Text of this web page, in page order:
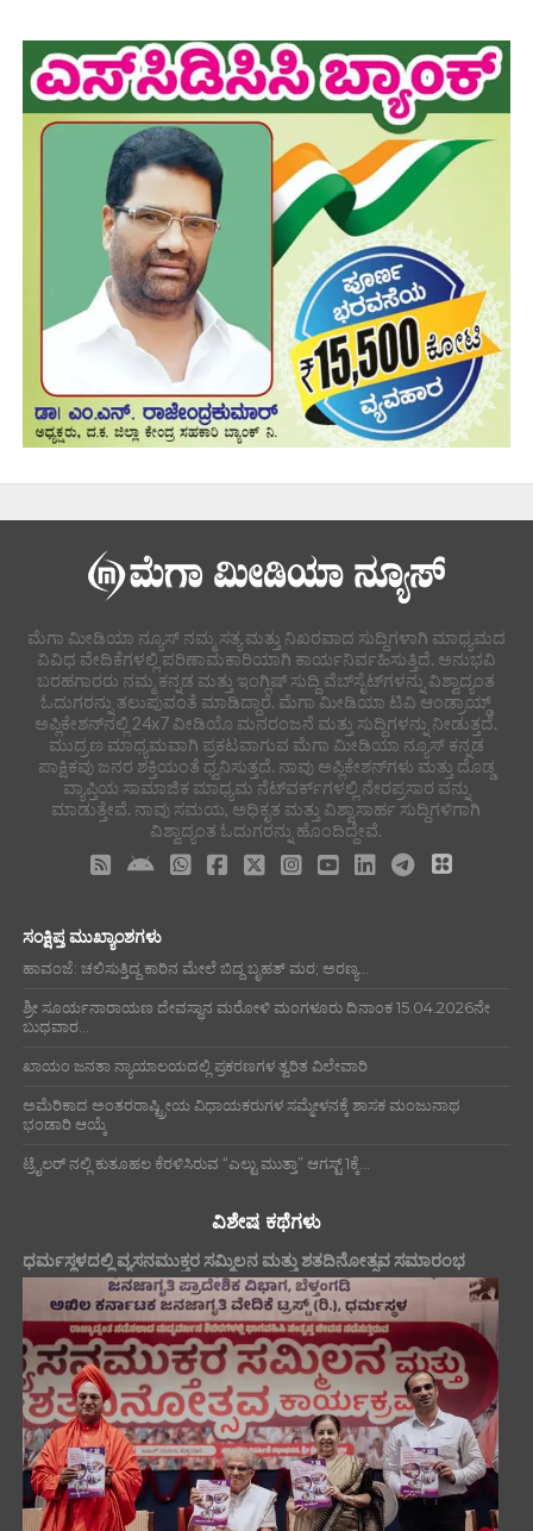
ಮೆಗಾ ಮೀಡಿಯಾ ನ್ಯೂಸ್ ನಮ್ಮ ಸತ್ಯ ಮತ್ತು ನಿಖರವಾದ ಸುದ್ದಿಗಳಾಗಿ ಮಾಧ್ಯಮದ
ವಿವಿಧ ವೇದಿಕೆಗಳಲ್ಲಿ ಪರಿಣಾಮಕಾರಿಯಾಗಿ ಕಾರ್ಯನಿರ್ವಹಿಸುತ್ತಿದೆ. ಅನುಭವಿ
ಬರಹಗಾರರು ನಮ್ಮ ಕನ್ನಡ ಮತ್ತು ಇಂಗ್ಲಿಷ್ ಸುದ್ದಿ ವೆಬ್‌ಸೈಟ್‌ಗಳನ್ನು ವಿಶ್ವಾದ್ಯಂತ
ಓದುಗರನ್ನು ತಲುಪುವಂತೆ ಮಾಡಿದ್ದಾರೆ. ಮೆಗಾ ಮೀಡಿಯಾ ಟಿವಿ ಆಂಡ್ರಾಯ್ಡ್
ಅಪ್ಲಿಕೇಶನ್‌ನಲ್ಲಿ 24x7 ವೀಡಿಯೊ ಮನರಂಜನೆ ಮತ್ತು ಸುದ್ದಿಗಳನ್ನು ನೀಡುತ್ತದೆ.
ಮುದ್ರಣ ಮಾಧ್ಯಮವಾಗಿ ಪ್ರಕಟವಾಗುವ ಮೆಗಾ ಮೀಡಿಯಾ ನ್ಯೂಸ್ ಕನ್ನಡ
ಪಾಕ್ಷಿಕವು ಜನರ ಶಕ್ತಿಯಂತೆ ಧ್ವನಿಸುತ್ತದೆ. ನಾವು ಅಪ್ಲಿಕೇಶನ್‌ಗಳು ಮತ್ತು ದೊಡ್ಡ
ವ್ಯಾಪ್ತಿಯ ಸಾಮಾಜಿಕ ಮಾಧ್ಯಮ ನೆಟ್‌ವರ್ಕ್‌ಗಳಲ್ಲಿ ನೇರಪ್ರಸಾರ ವನ್ನು
ಮಾಡುತ್ತೇವೆ. ನಾವು ಸಮಯ, ಅಧಿಕೃತ ಮತ್ತು ವಿಶ್ವಾಸಾರ್ಹ ಸುದ್ದಿಗಳಿಗಾಗಿ
ವಿಶ್ವಾದ್ಯಂತ ಓದುಗರನ್ನು ಹೊಂದಿದ್ದೇವೆ.
ಸಂಕ್ಷಿಪ್ತ ಮುಖ್ಯಾಂಶಗಳು
ಹಾವಂಜೆ: ಚಲಿಸುತ್ತಿದ್ದ ಕಾರಿನ ಮೇಲೆ ಬಿದ್ದ ಬೃಹತ್ ಮರ; ಅರಣ್ಯ...
ಶ್ರೀ ಸೂರ್ಯನಾರಾಯಣ ದೇವಸ್ಥಾನ ಮರೋಳಿ ಮಂಗಳೂರು ದಿನಾಂಕ 15.04.2026ನೇ
ಬುಧವಾರ...
ಖಾಯಂ ಜನತಾ ನ್ಯಾಯಾಲಯದಲ್ಲಿ ಪ್ರಕರಣಗಳ ತ್ವರಿತ ವಿಲೇವಾರಿ
ಅಮೆರಿಕಾದ ಅಂತರರಾಷ್ಟ್ರೀಯ ವಿಧಾಯಕರುಗಳ ಸಮ್ಮೇಳನಕ್ಕೆ ಶಾಸಕ ಮಂಜುನಾಥ
ಭಂಡಾರಿ ಆಯ್ಕೆ
ಟ್ರೈಲರ್ ನಲ್ಲಿ ಕುತೂಹಲ ಕೆರಳಿಸಿರುವ “ಎಲ್ಟು ಮುತ್ತಾ” ಆಗಸ್ಟ್ 1ಕ್ಕೆ...
ವಿಶೇಷ ಕಥೆಗಳು
ಧರ್ಮಸ್ಥಳದಲ್ಲಿ ವ್ಯಸನಮುಕ್ತರ ಸಮ್ಮಿಲನ ಮತ್ತು ಶತದಿನೋತ್ಸವ ಸಮಾರಂಭ